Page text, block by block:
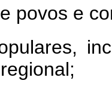
povos e